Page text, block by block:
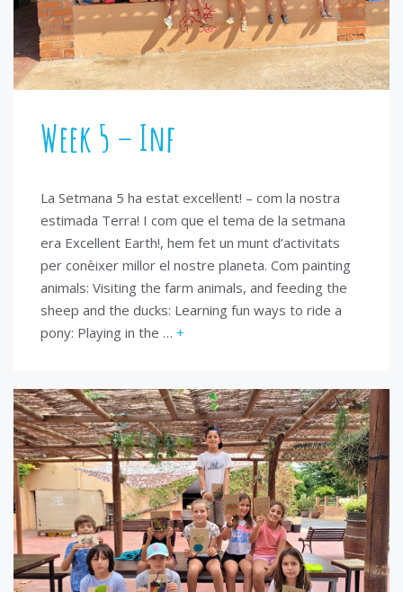
Week 5 – Inf
La Setmana 5 ha estat excel·lent! – com la nostra
estimada Terra! I com que el tema de la setmana
era Excellent Earth!, hem fet un munt d’activitats
per conèixer millor el nostre planeta. Com painting
animals: Visiting the farm animals, and feeding the
sheep and the ducks: Learning fun ways to ride a
pony: Playing in the … +